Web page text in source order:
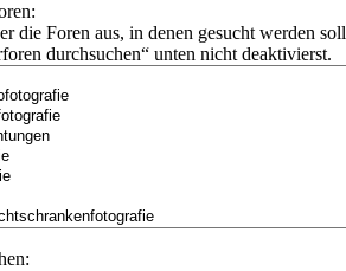
die Foren aus, in denen gesucht werden
durchsuchen“ unten nicht deaktivierst.